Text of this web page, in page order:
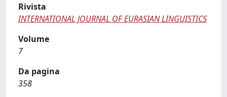
Rivista
INTERNATIONAL JOURNAL OF EURASIAN LINGUISTICS
Volume
7
Da pagina
358